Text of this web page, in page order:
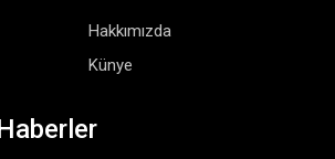
Hakkımızda
Künye